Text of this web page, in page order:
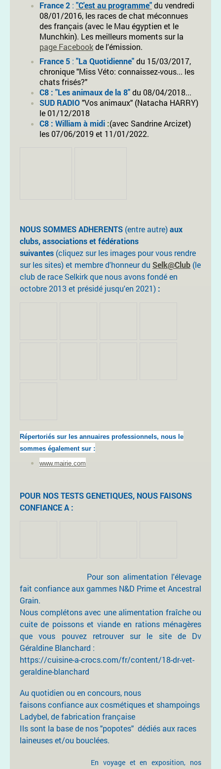
France 2 : "C'est au programme" du vendredi
08/01/2016, les races de chat méconnues
des français (avec le Mau égyptien et le
Munchkin). Les meilleurs moments sur la
page Facebook de l'émission.
France 5 : "La Quotidienne" du 15/03/2017,
chronique "Miss Véto: connaissez-vous... les
chats frisés?"
C8 : "Les animaux de la 8" du 08/04/2018...
SUD RADIO "Vos animaux" (Natacha HARRY)
le 01/12/2018
C8 : William à midi :(avec Sandrine Arcizet)
les 07/06/2019 et 11/01/2022.
NOUS SOMMES ADHERENTS (entre autre) aux
clubs, associations et fédérations
suivantes (cliquez sur les images pour vous rendre
sur les sites) et membre d'honneur du Selk@Club (le
club de race Selkirk que nous avons fondé en
octobre 2013 et présidé jusqu'en 2021) :
Répertoriés sur les annuaires professionnels, nous le
sommes également sur :
www.mairie.com
POUR NOS TESTS GENETIQUES, NOUS FAISONS
CONFIANCE A :
Pour son alimentation l'élevage
fait confiance aux gammes N&D Prime et Ancestral
Grain.
Nous complétons avec une alimentation fraîche ou
cuite de poissons et viande en rations ménagères
que vous pouvez retrouver sur le site de Dv
Géraldine Blanchard :
https://cuisine-a-crocs.com/fr/content/18-dr-vet-
geraldine-blanchard
Au quotidien ou en concours, nous
faisons confiance aux cosmétiques et shampoings
Ladybel, de fabrication française
Ils sont la base de nos "popotes" dédiés aux races
laineuses et/ou bouclées.
En voyage et en exposition, nos